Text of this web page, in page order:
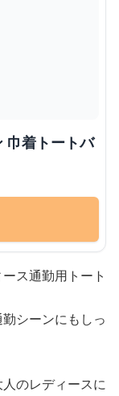
巾着トートバ
ス通勤用トート
シーンにもしっ
のレディースに